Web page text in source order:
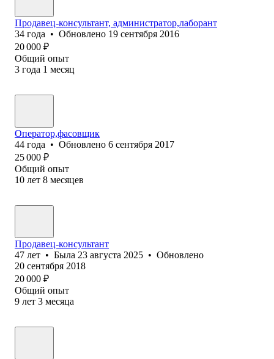
Продавец-консультант, администратор,лаборант
34 года • Обновлено 19 сентября 2016
20 000 ₽
Общий опыт
3 года 1 месяц
Оператор,фасовщик
44 года • Обновлено 6 сентября 2017
25 000 ₽
Общий опыт
10 лет 8 месяцев
Продавец-консультант
47 лет • Была 23 августа 2025 • Обновлено
20 сентября 2018
20 000 ₽
Общий опыт
9 лет 3 месяца